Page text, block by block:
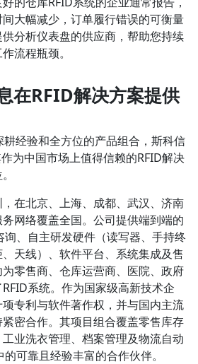
大幅减少，订单履行错误的可衡量
分析仪表盘的供应商，帮助您持续
流程瓶颈。
在RFID解决方案提供
经验和全方位的产品组合，斯科信
为中国市场上值得信赖的RFID解决
在北京、上海、成都、武汉、济南
网络覆盖全国。公司提供端到端的
询、自主研发硬件（读写器、手持终
天线）、软件平台、系统集成及售
零售商、仓库运营商、医院、政府
系统。作为国家级高新技术企
专利与软件著作权，并与国内主流
密合作。其项目组合覆盖零售库存
业洗衣管理、档案管理及物流自动
可靠且经验丰富的合作伙伴。